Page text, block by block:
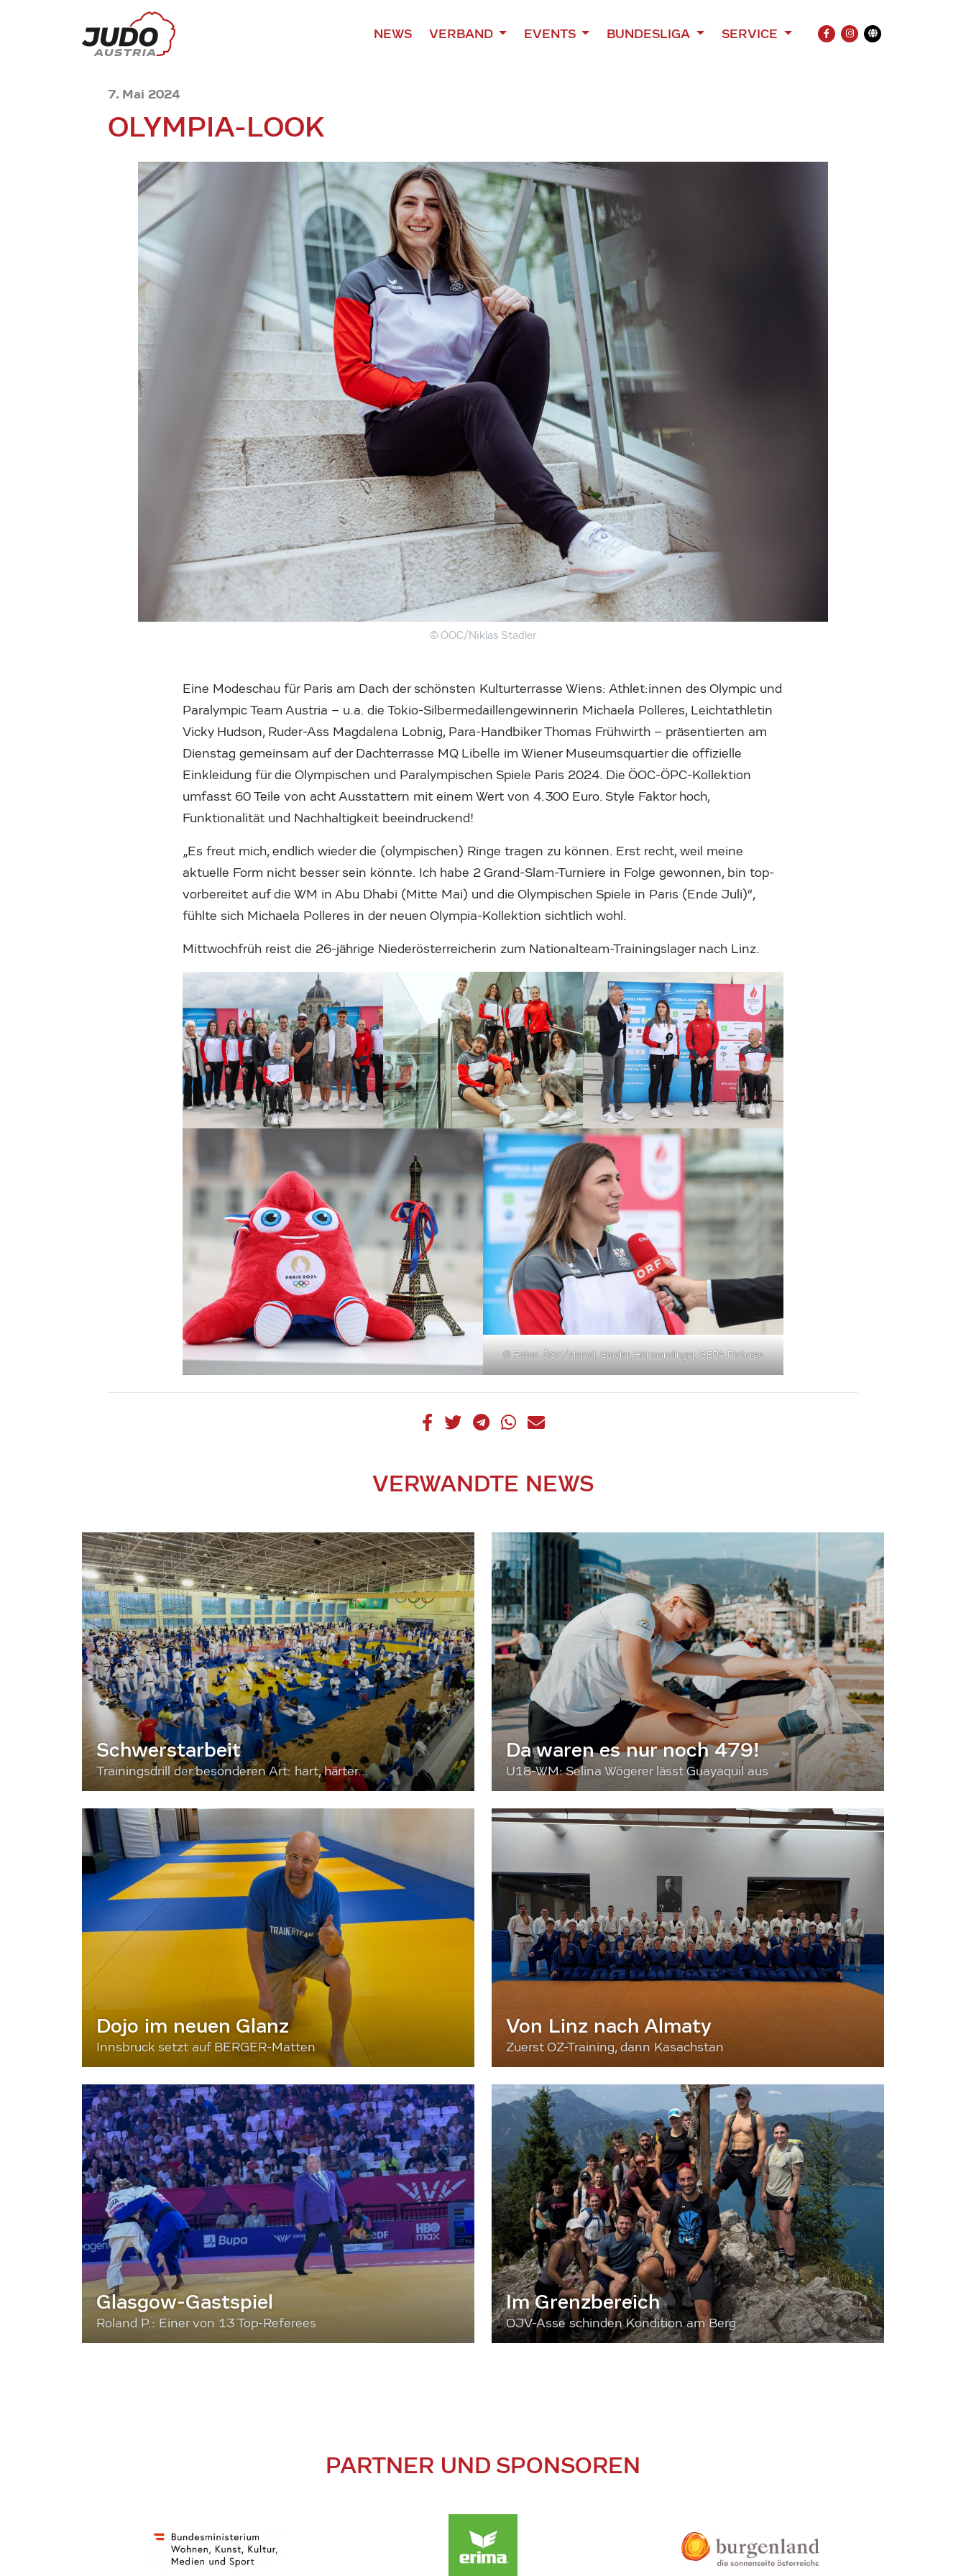
NEWS VERBAND EVENTS BUNDESLIGA SERVICE
FACEBOOK
INSTAGRAM
Übersetzung
7. Mai 2024
OLYMPIA-LOOK
© ÖOC/Niklas Stadler
Eine Modeschau für Paris am Dach der schönsten Kulturterrasse Wiens: Athlet:innen des Olympic und
Paralympic Team Austria – u.a. die Tokio-Silbermedaillengewinnerin Michaela Polleres, Leichtathletin
Vicky Hudson, Ruder-Ass Magdalena Lobnig, Para-Handbiker Thomas Frühwirth – präsentierten am
Dienstag gemeinsam auf der Dachterrasse MQ Libelle im Wiener Museumsquartier die offizielle
Einkleidung für die Olympischen und Paralympischen Spiele Paris 2024. Die ÖOC-ÖPC-Kollektion
umfasst 60 Teile von acht Ausstattern mit einem Wert von 4.300 Euro. Style Faktor hoch,
Funktionalität und Nachhaltigkeit beeindruckend!
„Es freut mich, endlich wieder die (olympischen) Ringe tragen zu können. Erst recht, weil meine
aktuelle Form nicht besser sein könnte. Ich habe 2 Grand-Slam-Turniere in Folge gewonnen, bin top-
vorbereitet auf die WM in Abu Dhabi (Mitte Mai) und die Olympischen Spiele in Paris (Ende Juli)“,
fühlte sich Michaela Polleres in der neuen Olympia-Kollektion sichtlich wohl.
Mittwochfrüh reist die 26-jährige Niederösterreicherin zum Nationalteam-Trainingslager nach Linz.
© Fotos: ÖOC/Meindl, Stadler, Hörmandinger, GEPA Pictures
VERWANDTE NEWS
Schwerstarbeit
Trainingsdrill der besonderen Art: hart, härter...
Da waren es nur noch 479!
U18-WM: Selina Wögerer lässt Guayaquil aus
Dojo im neuen Glanz
Innsbruck setzt auf BERGER-Matten
Von Linz nach Almaty
Zuerst OZ-Training, dann Kasachstan
Glasgow-Gastspiel
Roland P.: Einer von 13 Top-Referees
Im Grenzbereich
ÖJV-Asse schinden Kondition am Berg
PARTNER UND SPONSOREN